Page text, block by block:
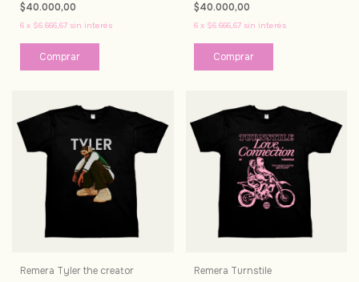
$40.000,00
6 x $6.666,67 sin interés
Comprar
$40.000,00
6 x $6.666,67 sin interés
Comprar
Remera Tyler the creator
Remera Turnstile